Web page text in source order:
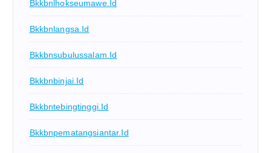
Bkkbnlhokseumawe.id
Bkkbnlangsa.id
Bkkbnsubulussalam.id
Bkkbnbinjai.id
Bkkbntebingtinggi.id
Bkkbnpematangsiantar.id